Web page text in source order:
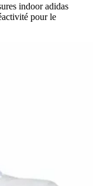
indoor adidas
pour le